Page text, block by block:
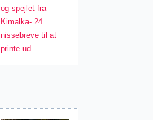
og spejlet fra
Kimalka- 24
nissebreve til at
printe ud